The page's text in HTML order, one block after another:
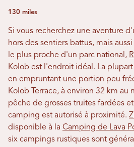
130 miles
Si vous recherchez une aventure
hors des sentiers battus, mais
le plus proche d'un parc national,
Kolob est l'endroit idéal. La
en empruntant une portion peu
Kolob Terrace, à environ 32 km au
pêche de grosses truites fardées
camping est autorisé à proximité.
disponible à la Camping de Lava
six campings rustiques sont